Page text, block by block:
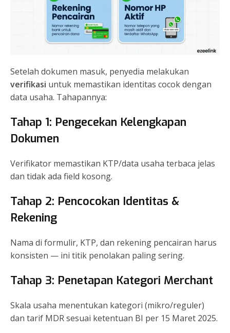
Setelah dokumen masuk, penyedia melakukan
verifikasi untuk memastikan identitas cocok dengan
data usaha. Tahapannya:
Tahap 1: Pengecekan Kelengkapan
Dokumen
Verifikator memastikan KTP/data usaha terbaca jelas
dan tidak ada field kosong.
Tahap 2: Pencocokan Identitas &
Rekening
Nama di formulir, KTP, dan rekening pencairan harus
konsisten — ini titik penolakan paling sering.
Tahap 3: Penetapan Kategori Merchant
Skala usaha menentukan kategori (mikro/reguler)
dan tarif MDR sesuai ketentuan BI per 15 Maret 2025.